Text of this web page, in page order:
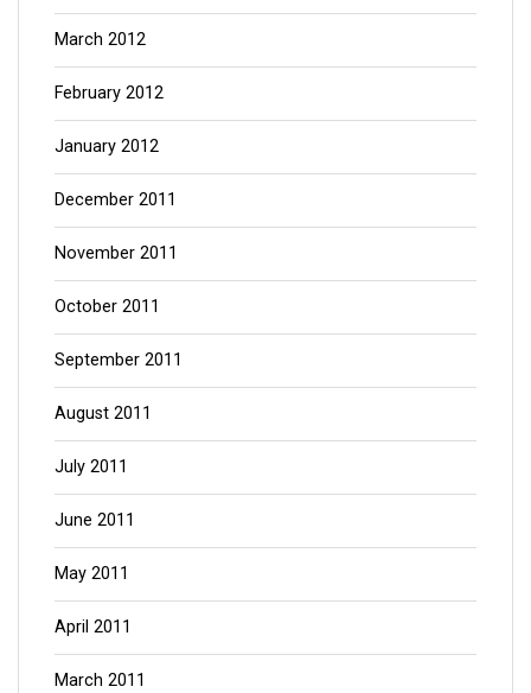
March 2012
February 2012
January 2012
December 2011
November 2011
October 2011
September 2011
August 2011
July 2011
June 2011
May 2011
April 2011
March 2011